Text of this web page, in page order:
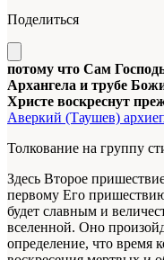
Поделиться
потому что Сам
Архангела и трубе
Христе воскреснут
Аверкий (Таушев)
Толкование на группу
Здесь Второе
первому Его
будет славным и
вселенной. Оно
определение, что время